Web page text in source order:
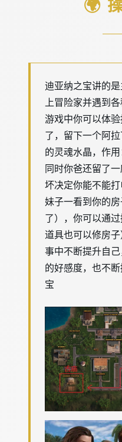
迪亚纳之宝讲的
上冒险家并遇到
游戏中你可以体
了，留下一个阿
的灵魂水晶，作用
同时你爸还留了
坏决定你能不能
妹子一看到你的
了），你可以通
道具也可以修房
事中不断提升自
的好感度，也不
宝